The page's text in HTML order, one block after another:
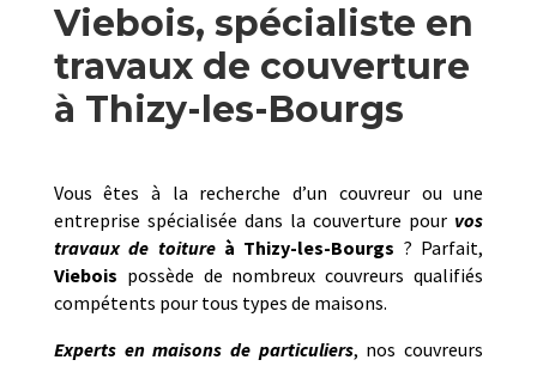
Viebois, spécialiste en
travaux de couverture
à Thizy-les-Bourgs
Vous êtes à la recherche d’un couvreur ou une
entreprise spécialisée dans la couverture pour vos
travaux de toiture à Thizy-les-Bourgs ? Parfait,
Viebois possède de nombreux couvreurs qualifiés
compétents pour tous types de maisons.
Experts en maisons de particuliers, nos couvreurs